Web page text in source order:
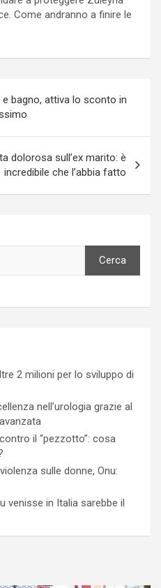
Come andranno a finire le
bagno, attiva lo sconto in
dolorosa sull’ex marito: è
incredibile che l’abbia fatto
Cerca
2 milioni per lo sviluppo di
nell’urologia grazie al
il “pezzotto”: cosa
sulle donne, Onu:
venisse in Italia sarebbe il